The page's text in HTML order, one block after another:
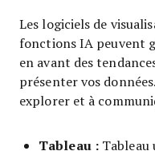
Les logiciels de
fonctions IA peuvent
en avant des
présenter vos
explorer et à
Tableau :Tableau